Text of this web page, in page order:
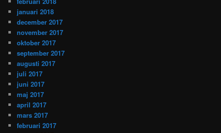
januari 2018
december 2017
november 2017
oktober 2017
september 2017
augusti 2017
juli 2017
juni 2017
maj 2017
april 2017
mars 2017
februari 2017